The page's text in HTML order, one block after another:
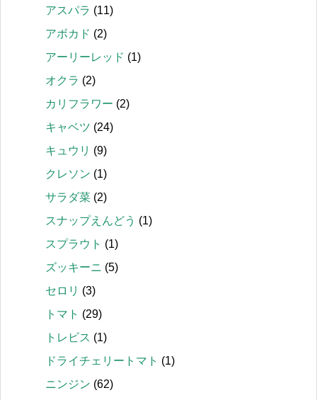
アスパラ (11)
アボカド (2)
アーリーレッド (1)
オクラ (2)
カリフラワー (2)
キャベツ (24)
キュウリ (9)
クレソン (1)
サラダ菜 (2)
スナップえんどう (1)
スプラウト (1)
ズッキーニ (5)
セロリ (3)
トマト (29)
トレビス (1)
ドライチェリートマト (1)
ニンジン (62)